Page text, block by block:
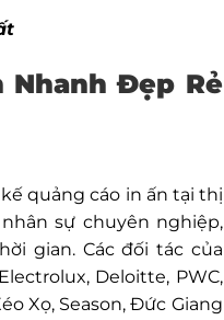
Nhanh Đẹp Rẻ
quảng cáo in ấn tại thị
sự chuyên nghiệp,
gian. Các đối tác của
Deloitte, PWC,
Xọ, Season, Đức Giang